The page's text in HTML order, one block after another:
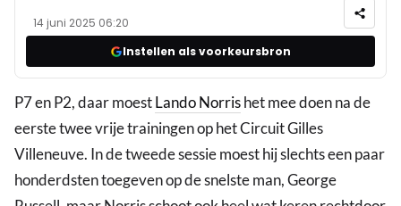
14 juni 2025 06:20
Instellen als voorkeursbron
P7 en P2, daar moestLando Norrishet mee doen na de
eerste twee vrije trainingen op het Circuit Gilles
Villeneuve. In de tweede sessie moest hij slechts een paar
honderdsten toegeven op de snelste man, George